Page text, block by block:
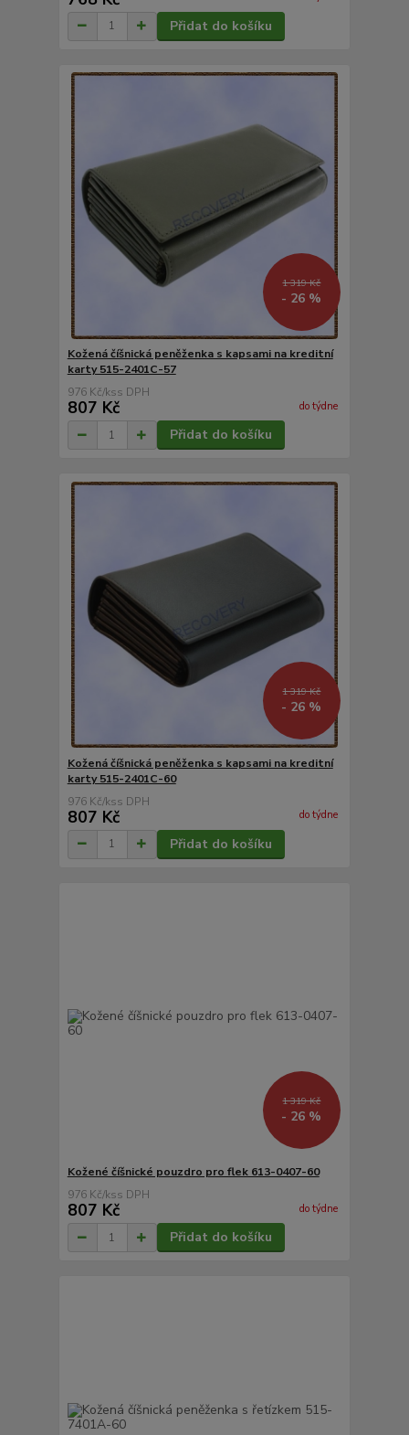
Přidat do košíku
1 319 Kč
- 26 %
Kožená číšnická peněženka s kapsami na kreditní
karty 515-2401C-57
976 Kč/ks
807 Kč do týdne
Přidat do košíku
1 319 Kč
- 26 %
Kožená číšnická peněženka s kapsami na kreditní
karty 515-2401C-60
976 Kč/ks
807 Kč do týdne
Přidat do košíku
1 319 Kč
- 26 %
Kožené číšnické pouzdro pro flek 613-0407-60
976 Kč/ks
807 Kč do týdne
Přidat do košíku